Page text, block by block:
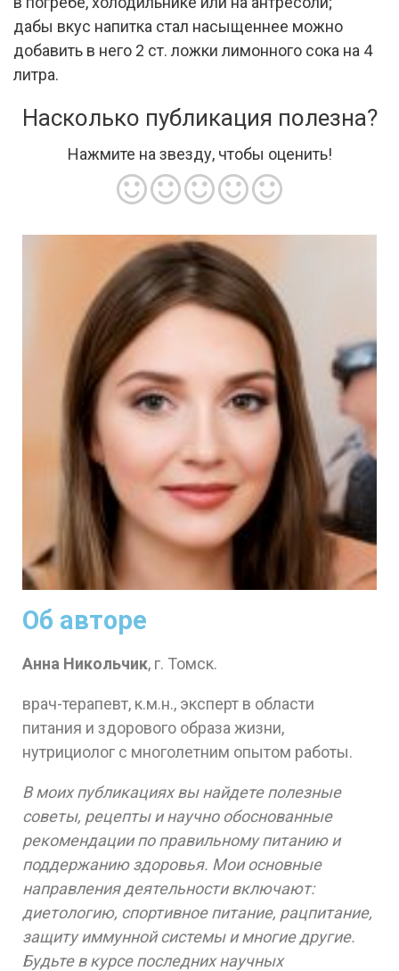
дабы вкус напитка стал насыщеннее можно
добавить в него 2 ст. ложки лимонного сока на 4
литра.
Насколько публикация полезна?
Нажмите на звезду, чтобы оценить!
Об авторе
Анна Никольчик, г. Томск.
врач-терапевт, к.м.н., эксперт в области
питания и здорового образа жизни,
нутрициолог с многолетним опытом работы.
В моих публикациях вы найдете полезные
советы, рецепты и научно обоснованные
рекомендации по правильному питанию и
поддержанию здоровья. Мои основные
направления деятельности включают:
диетологию, спортивное питание, рацпитание,
защиту иммунной системы и многие другие.
Будьте в курсе последних научных